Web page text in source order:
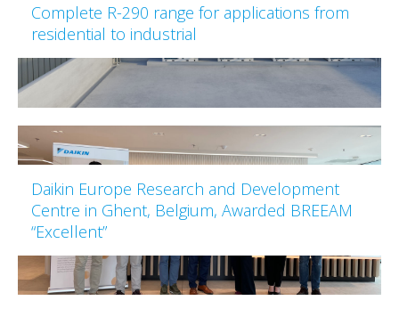
Complete R-290 range for applications from
residential to industrial
Daikin Europe Research and Development
Centre in Ghent, Belgium, Awarded BREEAM
“Excellent”